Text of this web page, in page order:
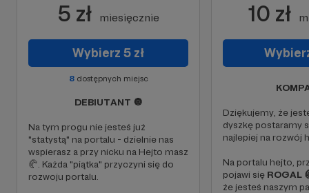
5 zł miesięcznie
Wybierz 5 zł
8dostępnych miejsc
DEBIUTANT 🔘
Na tym progu nie jesteś już
"statystą" na portalu - dzielnie nas
wspierasz a przy nicku na Hejto masz
🥐. Każda "piątka" przyczyni się do
rozwoju portalu.
10 zł
Dziękujemy, że
dyszkę postaramy
najlepiej na rozwój
Na portalu hejto,
pojawi się ROGAL
że jesteś naszym